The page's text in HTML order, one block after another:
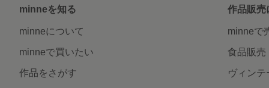
minneを知る
minneについて
minneで買いたい
作品をさがす
作品販売
minneで
食品販売
ヴィンテ